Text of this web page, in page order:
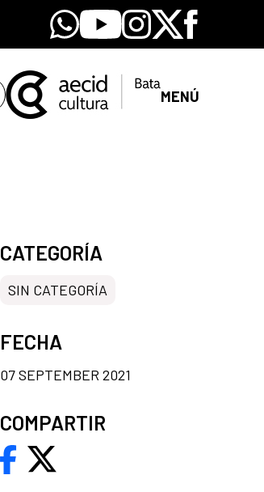
Whatsapp
YoutubeInstagram
X Facebook
MENÚ
CATEGORÍA
SIN CATEGORÍA
FECHA
07 SEPTEMBER 2021
COMPARTIR